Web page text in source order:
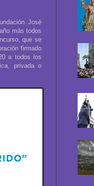
José
más todos
que se
firmado
a todos los
privada o